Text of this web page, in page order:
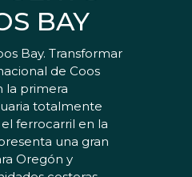
BAY
Bay. Transformar
de Coos
la primera
totalmente
ferrocarril en la
una gran
Oregón y